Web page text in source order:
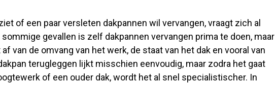
of een paar versleten dakpannen wil vervangen, vraagt zich al
gevallen is zelf dakpannen vervangen prima te doen, maar
van de omvang van het werk, de staat van het dak en vooral van
terugleggen lijkt misschien eenvoudig, maar zodra het gaat
of een ouder dak, wordt het al snel specialistischer. In